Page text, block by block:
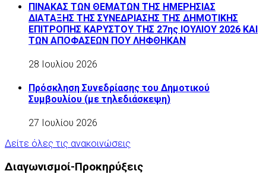
ΠΙΝΑΚΑΣ ΤΩΝ ΘΕΜΑΤΩΝ ΤΗΣ ΗΜΕΡΗΣΙΑΣ
ΔΙΑΤΑΞΗΣ ΤΗΣ ΣΥΝΕΔΡΙΑΣΗΣ ΤΗΣ ΔΗΜΟΤΙΚΗΣ
ΕΠΙΤΡΟΠΗΣ ΚΑΡΥΣΤΟΥ ΤΗΣ 27ης ΙΟΥΛΙΟΥ 2026 ΚΑΙ
ΤΩΝ ΑΠΟΦΑΣΕΩΝ ΠΟΥ ΛΗΦΘΗΚΑΝ
28 Ιουλίου 2026
Πρόσκληση Συνεδρίασης του Δημοτικού
Συμβουλίου (με τηλεδιάσκεψη)
27 Ιουλίου 2026
Δείτε όλες τις ανακοινώσεις
Διαγωνισμοί-Προκηρύξεις